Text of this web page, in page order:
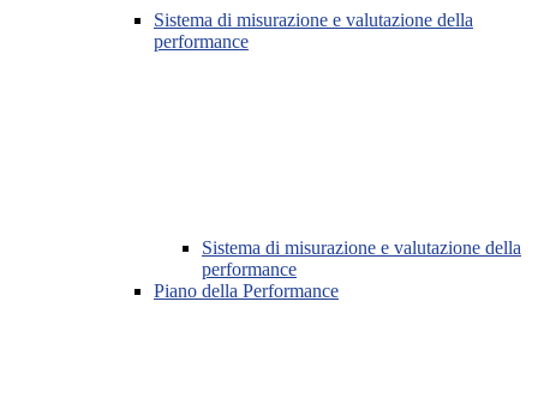
Sistema di misurazione e valutazione della
performance
Sistema di misurazione e valutazione della
performance
Piano della Performance